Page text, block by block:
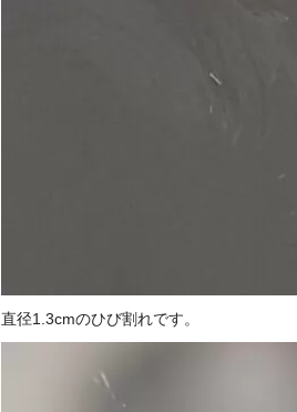
直径1.3cmのひび割れです。